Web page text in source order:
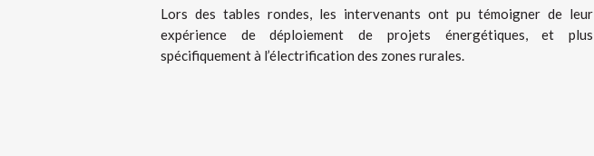
Lors des tables rondes, les intervenants ont pu témoigner de leur
expérience de déploiement de projets énergétiques, et plus
spécifiquement à l’électrification des zones rurales.